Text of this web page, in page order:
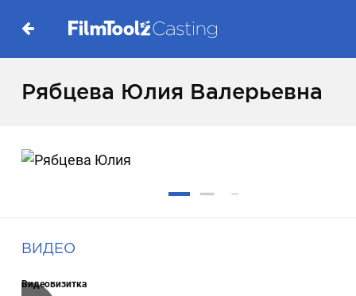
Рябцева Юлия Валерьевна
ВИДЕО
Видеовизитка